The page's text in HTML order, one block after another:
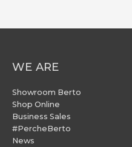
WE ARE
Showroom Berto
Shop Online
Business Sales
#PercheBerto
News